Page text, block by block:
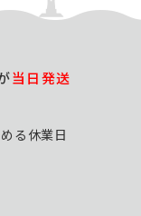
当日発送
る休業日